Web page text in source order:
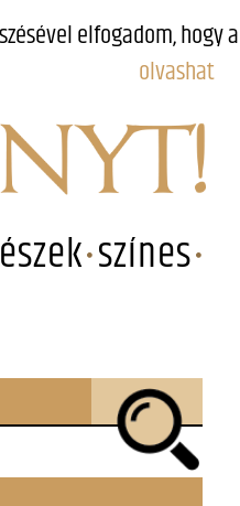
színes
elfogadom, hogy
olvashat